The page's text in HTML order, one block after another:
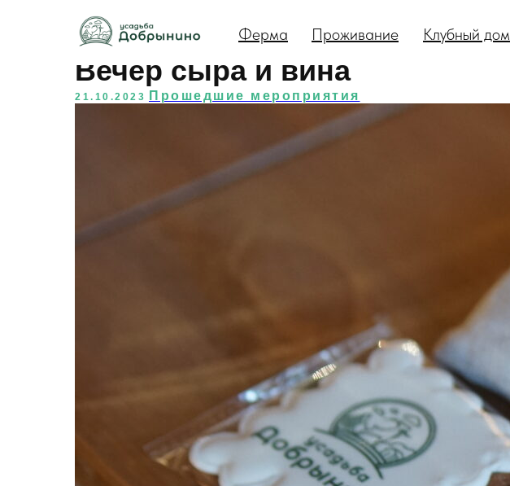
Клубный дом
Ферма Проживание
Вечер сыра и вина
21.10.2023 Прошедшие мероприятия